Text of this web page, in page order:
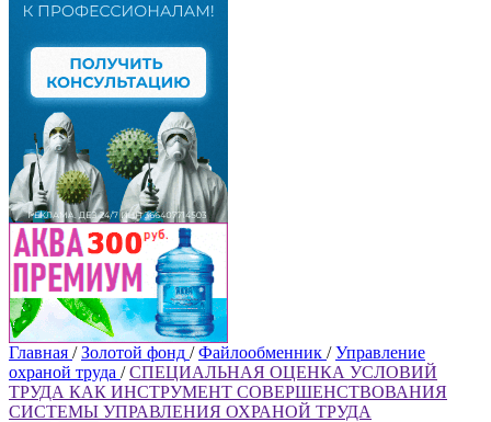
Главная / Золотой фонд / Файлообменник / Управление
охраной труда / СПЕЦИАЛЬНАЯ ОЦЕНКА УСЛОВИЙ
ТРУДА КАК ИНСТРУМЕНТ СОВЕРШЕНСТВОВАНИЯ
СИСТЕМЫ УПРАВЛЕНИЯ ОХРАНОЙ ТРУДА